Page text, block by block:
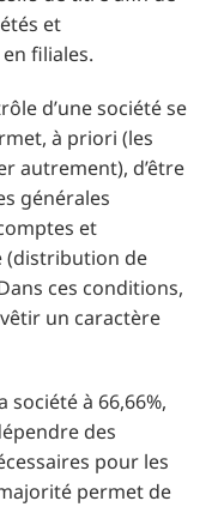
et
filiales.
d’une société se
à priori (les
autrement), d’être
générales
et
(distribution de
ces conditions,
un caractère
société à 66,66%,
des
pour les
permet de